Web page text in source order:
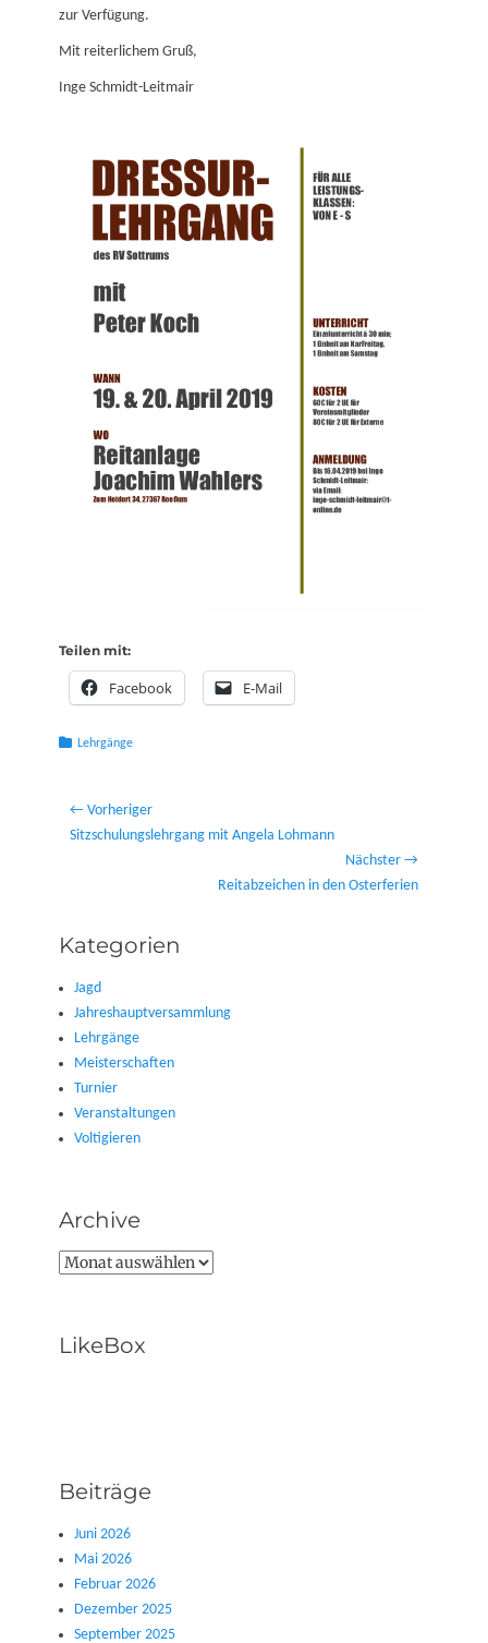
zur Verfügung.
Mit reiterlichem Gruß,
Inge Schmidt-Leitmair
Teilen mit:
Facebook E-Mail
Kategorien
Lehrgänge
Beitragsnavigation
← Vorheriger
Vorheriger
Sitzschulungslehrgang mit Angela Lohmann
Nächster →
Reitabzeichen in den Osterferien
Kategorien
Jagd
Jahreshauptversammlung
Lehrgänge
Meisterschaften
Turnier
Veranstaltungen
Voltigieren
Archive
Archive
LikeBox
Beiträge
Juni 2026
Mai 2026
Februar 2026
Dezember 2025
September 2025